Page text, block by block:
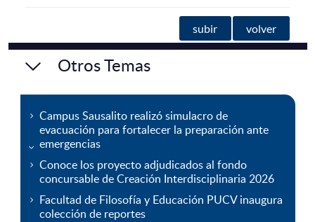
subir volver
Otros Temas
Campus Sausalito realizó simulacro de
evacuación para fortalecer la preparación ante
emergencias
Conoce los proyecto adjudicados al fondo
concursable de Creación Interdisciplinaria 2026
Facultad de Filosofía y Educación PUCV inaugura
colección de reportes